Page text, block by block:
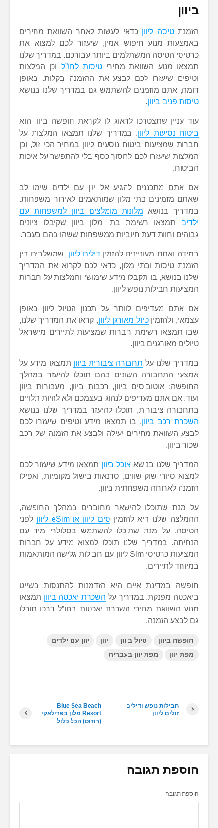
ביוון
הזמנתטיסה ליוון כדאי לעשות לאחר השוואת מחירים
באמצעות מנוע חיפוש אמין, שיעזור לכם למצוא את
כרטיסי הטיסה המשתלמים ביותר עבורכם. במדריך שלנו
תמצאו מנוע השוואת מחיריטיסות לחו”ל וכן המלצות
וטיפים שיעזרו לכם לבצע את ההזמנה בקלות. באופן
דומה, אתם מוזמנים להשתמש גם במדריך שלנו בנושא
טיסות פנים ביוון.
עוד עניין שתצטרכו לדאוג לו לקראת חופשה ביוון הוא
ביטוח נסיעות ליוון. במדריך שלנו תמצאו המלצות על
חברות שמציעות ביטוח נוסעים ליוון במחיר הכי זול, וכן
המלצות שיעזרו לכם לחסוך כסף בלי להתפשר על איכות
הביטוח.
אם אתם מתכננים להגיע אל יוון עם ילדים שימו לב
שאתם מזמינים בתי מלון שמותאמים לאירוח משפחות.
במדריך בנושא מלונות מומלצים ביוון למשפחות עם
ילדים תמצאו רשימת בתי מלון ביוון שקיבלו ציונים
גבוהים וחוות דעת חיוביות ממשפחות ששהו בהם בעבר.
במידה ואתם מעוניינים להזמיןדילים ליוון, שמשלבים בין
הזמנת טיסות ובתי מלון, כדאי לכם לקרוא את המדריך
שלנו בנושא, בו תקבלו מידע שימושי והמלצות על חברות
המציעות חבילות נופש ליוון.
אם אתם מעדיפים לוותר על תכנון הטיול ליוון באופן
עצמאי, ולהזמיןטיול מאורגן ליוון, קראו את המדריך שלנו,
שבו תמצאו רשימת חברות שמציעות לתיירים מישראל
טיולים מאורגנים ביוון.
במדריך שלנו על תחבורה ציבורית ביוון תמצאו מידע על
אמצעי התחבורה השונים בהם תוכלו להיעזר במהלך
החופשה: אוטובוסים ביוון, רכבות ביוון, מעבורות ביוון
ועוד. אם אתם מעדיפים לנהוג בעצמכם ולא להיות תלויים
בתחבורה ציבורית, תוכלו להיעזר במדריך שלנו בנושא
השכרת רכב ביוון, בו תמצאו מידע וטיפים שיעזרו לכם
לבצע השוואת מחירים יעילה ולבצע את הזמנה של רכב
שכור ביוון.
המדריך שלנו בנושא אוכל ביוון תמצאו מידע שיעזור לכם
למצוא סיורי שוק שווים, סדנאות בישול מקומיות, ואפילו
הזמנה לארוחה משפחתית ביוון.
על מנת שתוכלו להישאר מחוברים במהלך החופשה,
ההמלצה שלנו היא להזמין סים ליוון או eSim ליוון
לפני
הטיסה, על מנת שתוכלו להשתמש בסלולרי מיד עם
הנחיתה. במדריך שלנו תוכלו למצוא מידע על חברות
המציעות כרטיסי Sim ליוון עם חבילות גלישה המותאמות
במיוחד לתיירים.
חופשה במדינת איים היא הזדמנות להתנסות בשייט
ביאכטה מפנקת. במדריך על השכרת יאכטה ביוון תמצאו
מנוע השוואת מחירי השכרת יאכטות בחו”ל דרכו תוכלו
גם לבצע הזמנה.
חופשה ביוון טיול ביוון יוון
יוון עם ילדים
מפת יוון
מפת יוון בעברית
Blue Sea Beach
Resort מלון בפרילאקי
(רודוס) הכל כלול
חבילות נופש ודילים
זולים ליוון
הוספת תגובה
הוספת תגובה